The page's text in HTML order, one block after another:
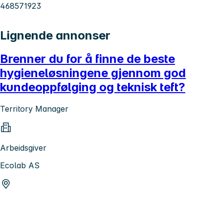
468571923
Lignende annonser
Brenner du for å finne de beste
hygieneløsningene gjennom god
kundeoppfølging og teknisk teft?
Territory Manager
Arbeidsgiver
Ecolab AS